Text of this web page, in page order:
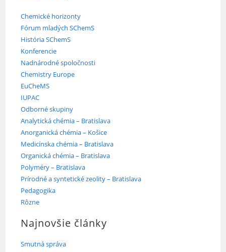
Chemické horizonty
Fórum mladých SChemS
História SChemS
Konferencie
Nadnárodné spoločnosti
Chemistry Europe
EuCheMS
IUPAC
Odborné skupiny
Analytická chémia – Bratislava
Anorganická chémia – Košice
Medicínska chémia – Bratislava
Organická chémia – Bratislava
Polyméry – Bratislava
Prírodné a syntetické zeolity – Bratislava
Pedagogika
Rôzne
Najnovšie články
Smutná správa